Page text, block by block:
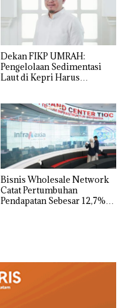
Dekan FIKP UMRAH:
Pengelolaan Sedimentasi
Laut di Kepri Harus
dengan Konservasi
Bisnis Wholesale Network
Catat Pertumbuhan
Pendapatan Sebesar 12,7%